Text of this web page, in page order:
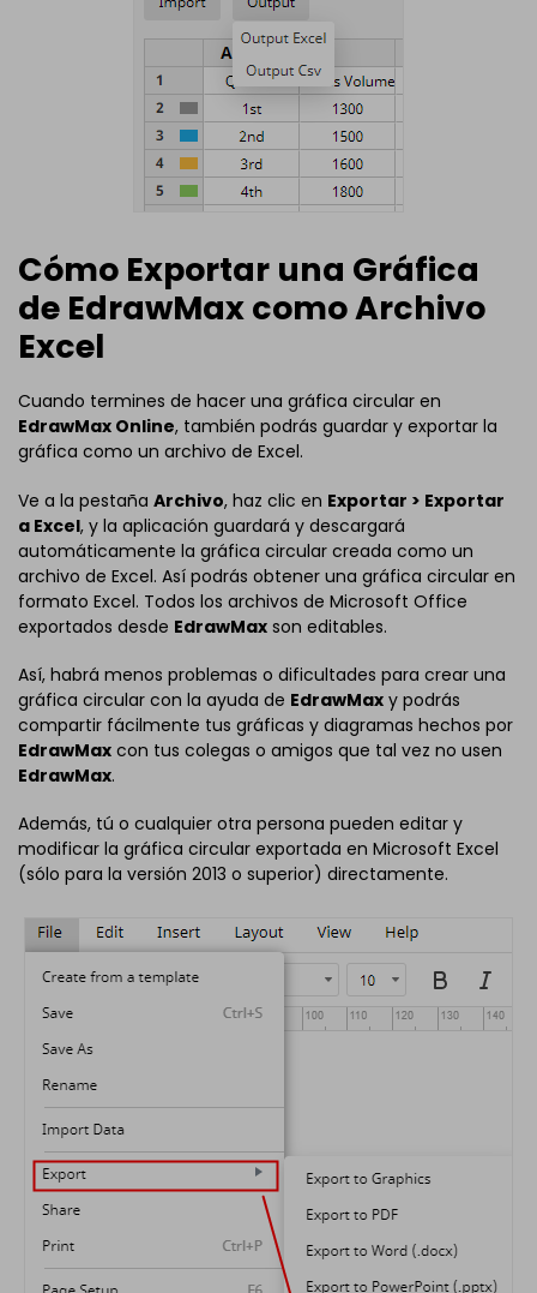
Cómo Exportar una Gráfica
de EdrawMax como Archivo
Excel
Cuando termines de hacer una gráfica circular en
EdrawMax Online, también podrás guardar y exportar la
gráfica como un archivo de Excel.
Ve a la pestaña Archivo, haz clic en Exportar > Exportar
a Excel, y la aplicación guardará y descargará
automáticamente la gráfica circular creada como un
archivo de Excel. Así podrás obtener una gráfica circular en
formato Excel. Todos los archivos de Microsoft Office
exportados desde EdrawMax son editables.
Así, habrá menos problemas o dificultades para crear una
gráfica circular con la ayuda de EdrawMax y podrás
compartir fácilmente tus gráficas y diagramas hechos por
EdrawMax con tus colegas o amigos que tal vez no usen
EdrawMax.
Además, tú o cualquier otra persona pueden editar y
modificar la gráfica circular exportada en Microsoft Excel
(sólo para la versión 2013 o superior) directamente.